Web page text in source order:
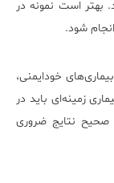
بهتر است نمونه در
شود.
خودایمنی،
زمینه‌ای باید در
نتایج ضروری